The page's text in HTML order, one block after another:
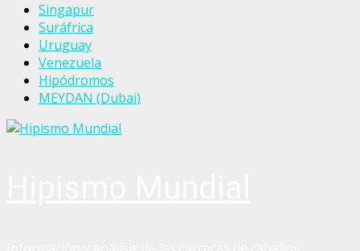
Singapur
Suráfrica
Uruguay
Venezuela
Hipódromos
MEYDAN (Dubai)